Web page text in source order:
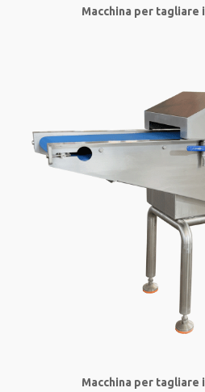
Macchina per tagliare
Macchina per tagliare